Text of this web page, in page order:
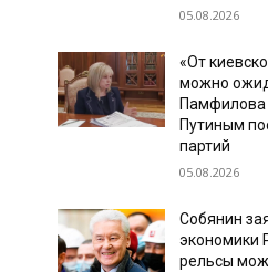
05.08.2026
«От
можно
Памфилова
Путиным
партий
05.08.2026
Собянин
экономики
рельсы